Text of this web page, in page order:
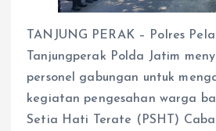
TANJUNG PERAK – Polres
Tanjungperak Polda Jatim
personel gabungan untuk
kegiatan pengesahan warga
Setia Hati Terate (PSHT)